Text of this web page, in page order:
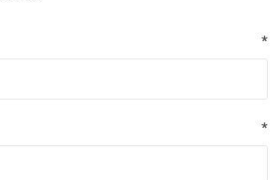
*
*